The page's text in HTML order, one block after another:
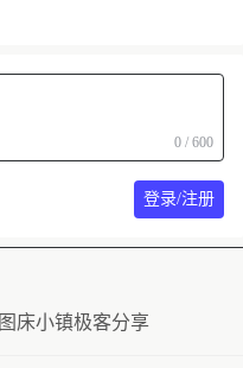
0 / 600
登录/注册
图床小镇极客分享